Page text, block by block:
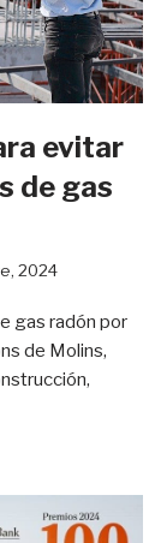
evitar
de gas
2024
gas radón por
de Molins,